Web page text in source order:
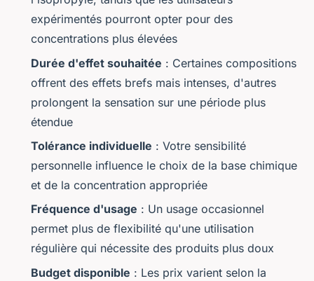
expérimentés pourront opter pour des
concentrations plus élevées
Durée d'effet souhaitée : Certaines compositions
offrent des effets brefs mais intenses, d'autres
prolongent la sensation sur une période plus
étendue
Tolérance individuelle : Votre sensibilité
personnelle influence le choix de la base chimique
et de la concentration appropriée
Fréquence d'usage : Un usage occasionnel
permet plus de flexibilité qu'une utilisation
régulière qui nécessite des produits plus doux
Budget disponible : Les prix varient selon la